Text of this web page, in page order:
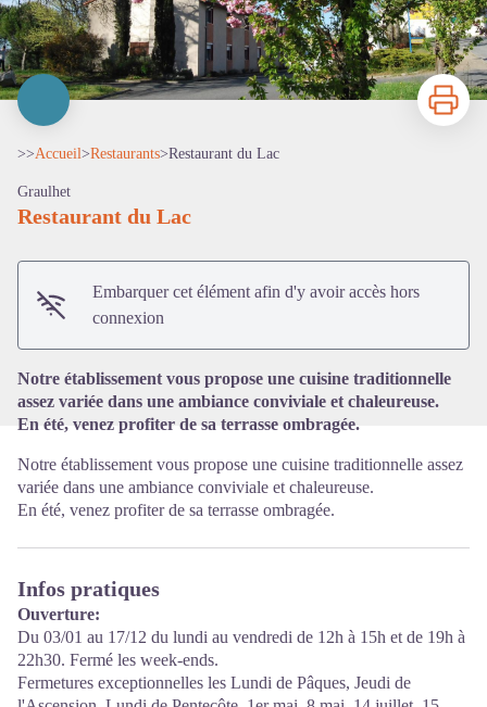
Imprimer
>>Accueil>Restaurants>Restaurant du Lac
Graulhet
Restaurant du Lac
Embarquer cet élément afin d'y avoir accès hors
connexion
Notre établissement vous propose une cuisine traditionnelle
assez variée dans une ambiance conviviale et chaleureuse.
En été, venez profiter de sa terrasse ombragée.
Notre établissement vous propose une cuisine traditionnelle assez
variée dans une ambiance conviviale et chaleureuse.
En été, venez profiter de sa terrasse ombragée.
Infos pratiques
Ouverture:
Du 03/01 au 17/12 du lundi au vendredi de 12h à 15h et de 19h à
22h30. Fermé les week-ends.
Fermetures exceptionnelles les Lundi de Pâques, Jeudi de